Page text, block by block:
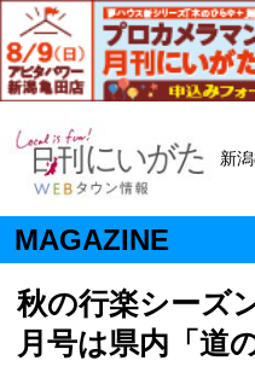
新
MAGAZINE
秋の行楽シーズ
月号は県内「道